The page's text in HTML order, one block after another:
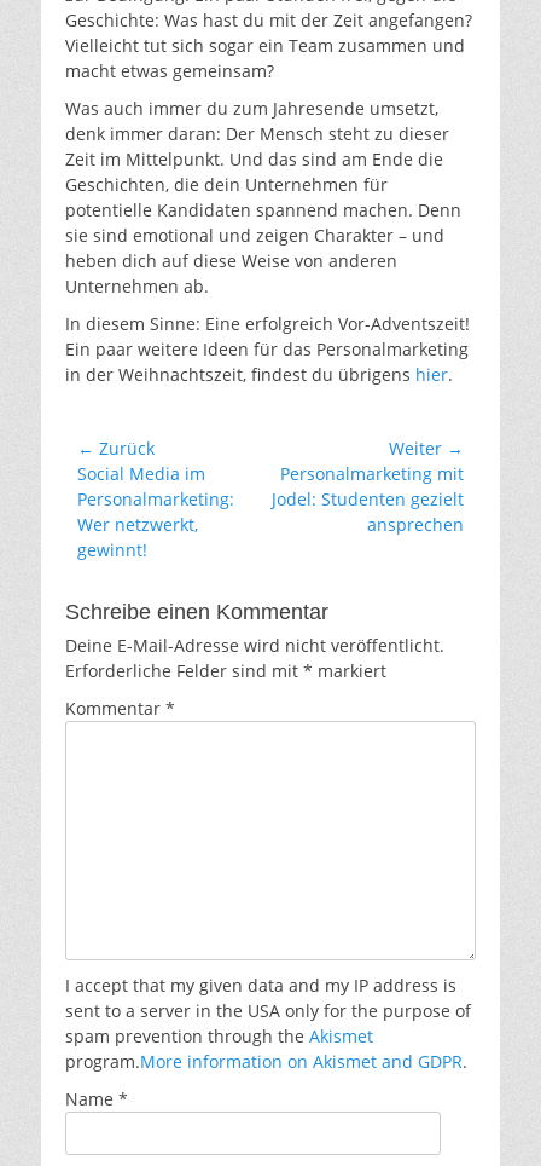
Geschichte: Was hast du mit der Zeit angefangen?
Vielleicht tut sich sogar ein Team zusammen und
macht etwas gemeinsam?
Was auch immer du zum Jahresende umsetzt,
denk immer daran: Der Mensch steht zu dieser
Zeit im Mittelpunkt. Und das sind am Ende die
Geschichten, die dein Unternehmen für
potentielle Kandidaten spannend machen. Denn
sie sind emotional und zeigen Charakter – und
heben dich auf diese Weise von anderen
Unternehmen ab.
In diesem Sinne: Eine erfolgreich Vor-Adventszeit!
Ein paar weitere Ideen für das Personalmarketing
in der Weihnachtszeit, findest du übrigens hier.
Beitragsnavigation
← Zurück
Vorheriger
Beitrag:
Social Media im
Personalmarketing:
Wer netzwerkt,
gewinnt!
Weiter →
Nächster
Beitrag:
Personalmarketing mit
Jodel: Studenten gezielt
ansprechen
Schreibe einen Kommentar
Deine E-Mail-Adresse wird nicht veröffentlicht.
Erforderliche Felder sind mit * markiert
Kommentar *
I accept that my given data and my IP address is
sent to a server in the USA only for the purpose of
spam prevention through the Akismet
program.More information on Akismet and GDPR.
Name *